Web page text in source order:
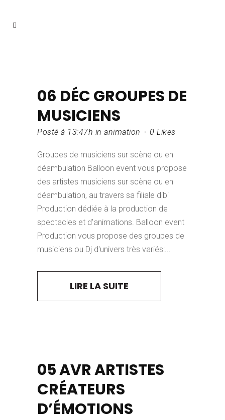
06 DÉCGROUPES DE
MUSICIENS
Posté à 13:47h in animation 0 Likes
Groupes de musiciens sur scène ou en
déambulation Balloon event vous propose
des artistes musiciens sur scène ou en
déambulation, au travers sa filiale dibi
Production dédiée à la production de
spectacles et d'animations. Balloon event
Production vous propose des groupes de
musiciens ou Dj d'univers très variés:...
LIRE LA SUITE
05 AVRARTISTES
CRÉATEURS
D’ÉMOTIONS